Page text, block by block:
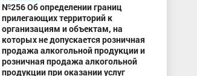
№256 Об определении границ
прилегающих территорий к
организациям и объектам, на
которых не допускается розничная
продажа алкогольной продукции и
розничная продажа алкогольной
продукции при оказании услуг